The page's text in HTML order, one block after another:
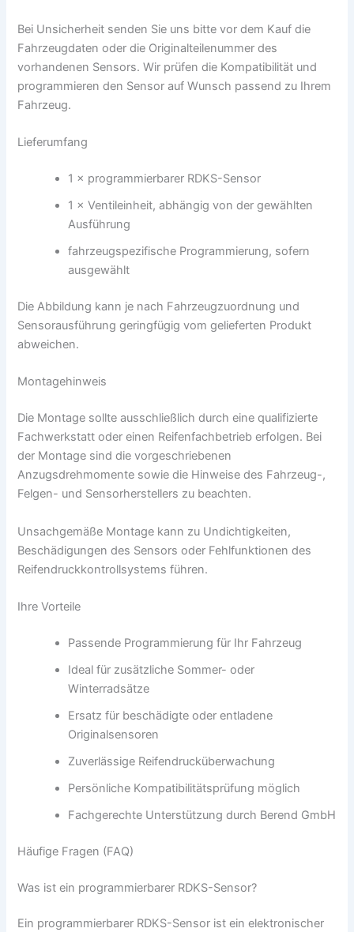
Bei Unsicherheit senden Sie uns bitte vor dem Kauf die
Fahrzeugdaten oder die Originalteilenummer des
vorhandenen Sensors. Wir prüfen die Kompatibilität und
programmieren den Sensor auf Wunsch passend zu Ihrem
Fahrzeug.
Lieferumfang
1 × programmierbarer RDKS-Sensor
1 × Ventileinheit, abhängig von der gewählten
Ausführung
fahrzeugspezifische Programmierung, sofern
ausgewählt
Die Abbildung kann je nach Fahrzeugzuordnung und
Sensorausführung geringfügig vom gelieferten Produkt
abweichen.
Montagehinweis
Die Montage sollte ausschließlich durch eine qualifizierte
Fachwerkstatt oder einen Reifenfachbetrieb erfolgen. Bei
der Montage sind die vorgeschriebenen
Anzugsdrehmomente sowie die Hinweise des Fahrzeug-,
Felgen- und Sensorherstellers zu beachten.
Unsachgemäße Montage kann zu Undichtigkeiten,
Beschädigungen des Sensors oder Fehlfunktionen des
Reifendruckkontrollsystems führen.
Ihre Vorteile
Passende Programmierung für Ihr Fahrzeug
Ideal für zusätzliche Sommer- oder
Winterradsätze
Ersatz für beschädigte oder entladene
Originalsensoren
Zuverlässige Reifendrucküberwachung
Persönliche Kompatibilitätsprüfung möglich
Fachgerechte Unterstützung durch Berend GmbH
Häufige Fragen (FAQ)
Was ist ein programmierbarer RDKS-Sensor?
Ein programmierbarer RDKS-Sensor ist ein elektronischer